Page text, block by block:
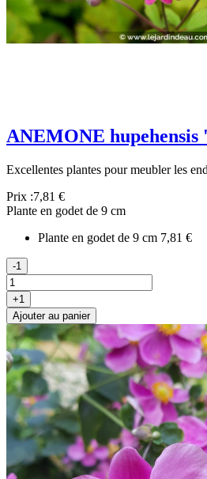
ANEMONE hupehensis
Excellentes plantes pour meubler les
Prix :7,81 €
Plante en godet de 9 cm
Plante en godet de 9 cm 7,81 €
-1
+1
Ajouter au panier